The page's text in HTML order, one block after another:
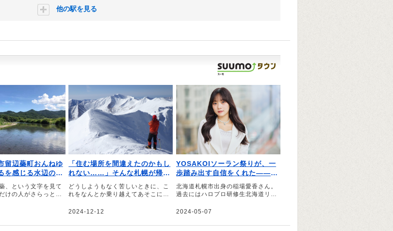
他の駅を見る
留辺蘂町おんねゆ
を感じる水辺の野
・山内創
、という文字を見て
けの人がさらっと読
北見市にある北の大
ようと考えていた山
「住む場所を間違えたのかもし
れない……」そんな札幌が帰り
たい街になった｜文・野村良太
どうしようもなく苦しいときに、こ
れをなんとか乗り越えてあそこに帰
――。そう話すのは、登山家の野村
だ北海道札幌市。「住む場所を間違
2024-12-12
YOSAKOIソーラン祭りが、一
歩踏み出す自信をくれた――稲
場愛香さんの札幌愛。
北海道札幌市出身の稲場愛香さん。
過去にはハロプロ研修生北海道リー
ギュラーを持つなど、幼少期から現
ついて伺いました。
2024-05-07